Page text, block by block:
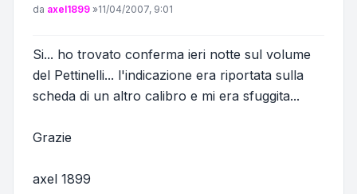
Messaggio
da axel1899 »11/04/2007, 9:01
Si... ho trovato conferma ieri notte sul volume
del Pettinelli... l'indicazione era riportata sulla
scheda di un altro calibro e mi era sfuggita...
Grazie
axel 1899